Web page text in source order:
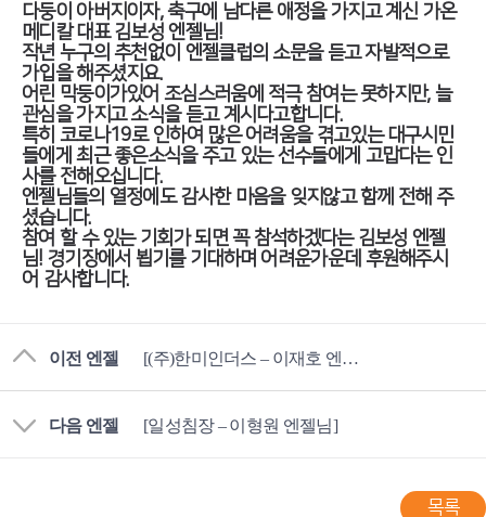
다둥이 아버지이자, 축구에 남다른 애정을 가지고 계신 가온
메디칼 대표 김보성 엔젤님!
작년 누구의 추천없이 엔젤클럽의 소문을 듣고 자발적으로
가입을 해주셨지요.
어린 막둥이가있어 조심스러움에 적극 참여는 못하지만, 늘
관심을 가지고 소식을 듣고 계시다고합니다.
특히 코로나19로 인하여 많은 어려움을 겪고있는 대구시민
들에게 최근 좋은소식을 주고 있는 선수들에게 고맙다는 인
사를 전해오십니다.
엔젤님들의 열정에도 감사한 마음을 잊지않고 함께 전해 주
셨습니다.
참여 할 수 있는 기회가 되면 꼭 참석하겠다는 김보성 엔젤
님! 경기장에서 뵙기를 기대하며 어려운가운데 후원해주시
어 감사합니다.
이전 엔젤 [(주)한미인더스 – 이재호 엔젤님]
다음 엔젤 [일성침장 – 이형원 엔젤님]
목록